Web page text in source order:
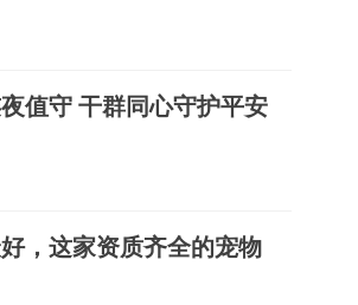
值守 干群同心守护平安
，这家资质齐全的宠物